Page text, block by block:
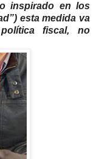
inspirado en los
esta medida va
fiscal, no